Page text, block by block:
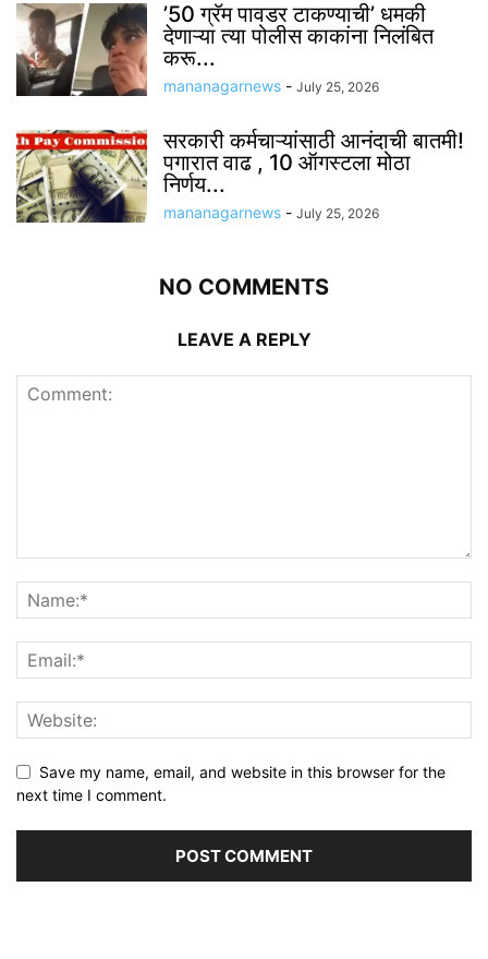
’50 ग्रॅम पावडर टाकण्याची’ धमकी
देणाऱ्या त्या पोलीस काकांना निलंबित
करू...
mananagarnews - July 25, 2026
सरकारी कर्मचाऱ्यांसाठी आनंदाची बातमी!
पगारात वाढ , 10 ऑगस्टला मोठा
निर्णय...
mananagarnews - July 25, 2026
NO COMMENTS
LEAVE A REPLY
Save my name, email, and website in this browser for the
next time I comment.